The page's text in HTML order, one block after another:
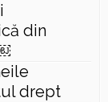
din
drept